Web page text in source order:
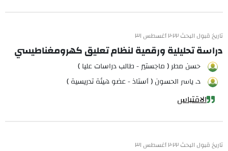
تاريخ قبول البحث ٢٠٢٢ أغسطس ٣١
دراسة تحليلية ورقمية لنظام تعليق كهرومغناطيسي
حسن مطر ( ماجستير - طالب دراسات عليا )
د. ياسر الحسون ( أستاذ - عضو هيئة تدريسية )
الاقتباس
تاريخ قبول البحث ٢٠٢٢ أغسطس ٣١